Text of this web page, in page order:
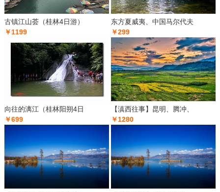
古镇江山荟（桂林4日游）
￥1199
东方夏威夷、中国马尔代夫
￥299
向往的漓江（桂林阳朔4日
￥699
【滇西往事】昆明、腾冲、
￥1280